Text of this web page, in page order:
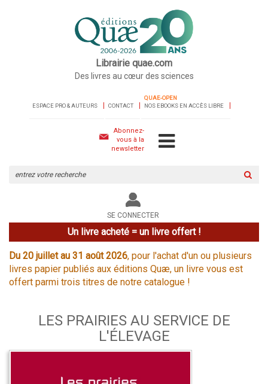
Librairie quae.com
Des livres au cœur des sciences
ESPACE PRO & AUTEURS CONTACT
QUAE-OPEN
NOS EBOOKS EN ACCÈS LIBRE
Abonnez-
vous à la
newsletter
le
site
SE CONNECTER
Un livre acheté = un livre offert !
Du 20 juillet au 31 août 2026, pour l'achat d'un ou plusieurs
livres papier publiés aux éditions Quæ, un livre vous est
offert parmi trois titres de notre catalogue !
LES PRAIRIES AU SERVICE DE
L'ÉLEVAGE